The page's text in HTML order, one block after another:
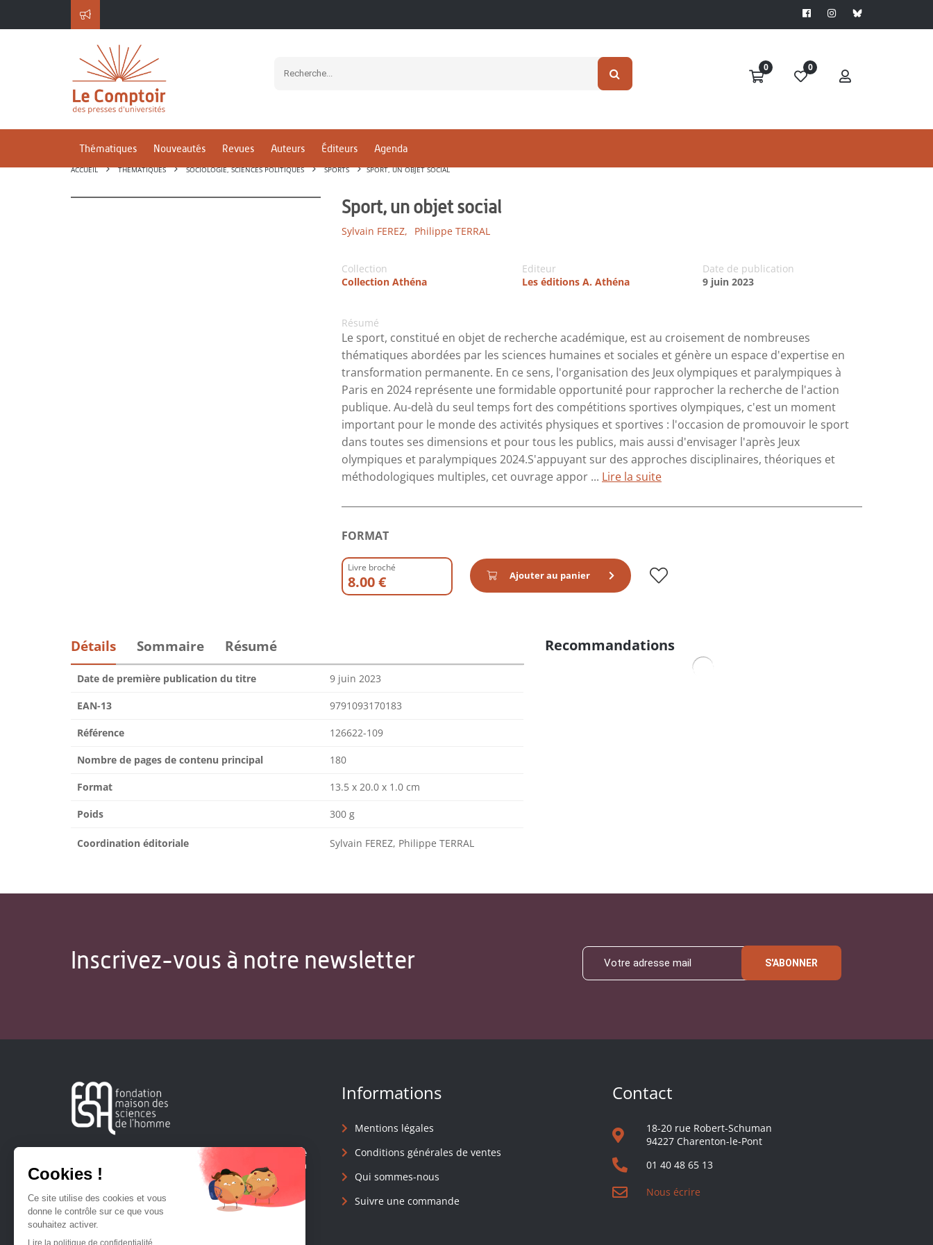
0 0
Thématiques Nouveautés Revues Auteurs Éditeurs Agenda
ACCUEIL THÉMATIQUES SOCIOLOGIE, SCIENCES POLITIQUES SPORTS SPORT, UN OBJET SOCIAL
Sport, un objet social
Sylvain FEREZ, Philippe TERRAL
Collection
Collection Athéna
Editeur
Les éditions A. Athéna
Date de publication
9 juin 2023
Résumé
Le sport, constitué en objet de recherche académique, est au croisement de nombreuses
thématiques abordées par les sciences humaines et sociales et génère un espace d'expertise en
transformation permanente. En ce sens, l'organisation des Jeux olympiques et paralympiques à
Paris en 2024 représente une formidable opportunité pour rapprocher la recherche de l'action
publique. Au-delà du seul temps fort des compétitions sportives olympiques, c'est un moment
important pour le monde des activités physiques et sportives : l'occasion de promouvoir le sport
dans toutes ses dimensions et pour tous les publics, mais aussi d'envisager l'après Jeux
olympiques et paralympiques 2024.S'appuyant sur des approches disciplinaires, théoriques et
méthodologiques multiples, cet ouvrage appor ... Lire la suite
FORMAT
Livre broché
8.00 € Ajouter au panier
Détails Sommaire Résumé
Date de première publication du titre 9 juin 2023
EAN-13 9791093170183
Référence 126622-109
Nombre de pages de contenu principal 180
Format 13.5 x 20.0 x 1.0 cm
Poids 300 g
Coordination éditoriale Sylvain FEREZ, Philippe TERRAL
Recommandations
Inscrivez-vous à notre newsletter S'ABONNER
Créée en 1963, la Fondation Maison Sciences de l'Homme
soutient la recherche et la diffusion des connaissances en
sciences humaines et sociales.
Informations
Mentions légales
Conditions générales de ventes
Qui sommes-nous
Suivre une commande
Contact
18-20 rue Robert-Schuman
94227 Charenton-le-Pont
01 40 48 65 13
Nous écrire